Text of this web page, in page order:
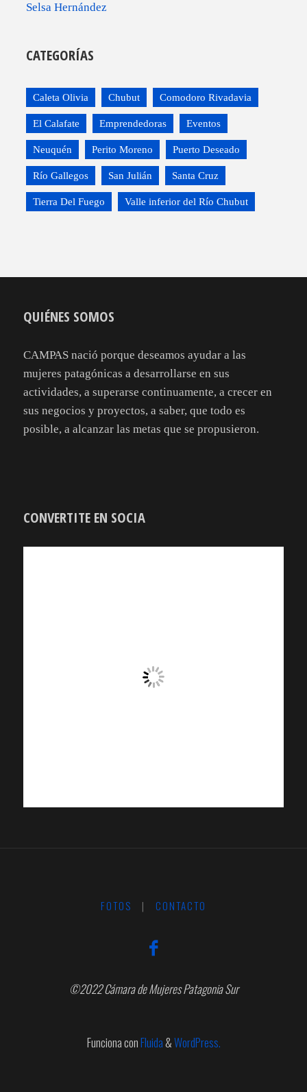
Selsa Hernández
CATEGORÍAS
Caleta Olivia Chubut Comodoro Rivadavia
El Calafate Emprendedoras Eventos
Neuquén Perito Moreno Puerto Deseado
Río Gallegos San Julián Santa Cruz
Tierra Del Fuego Valle inferior del Río Chubut
QUIÉNES SOMOS
CAMPAS nació porque deseamos ayudar a las
mujeres patagónicas a desarrollarse en sus
actividades, a superarse continuamente, a crecer en
sus negocios y proyectos, a saber, que todo es
posible, a alcanzar las metas que se propusieron.
CONVERTITE EN SOCIA
FOTOS | CONTACTO
©2022 Cámara de Mujeres Patagonia Sur
Funciona conFluida&WordPress.